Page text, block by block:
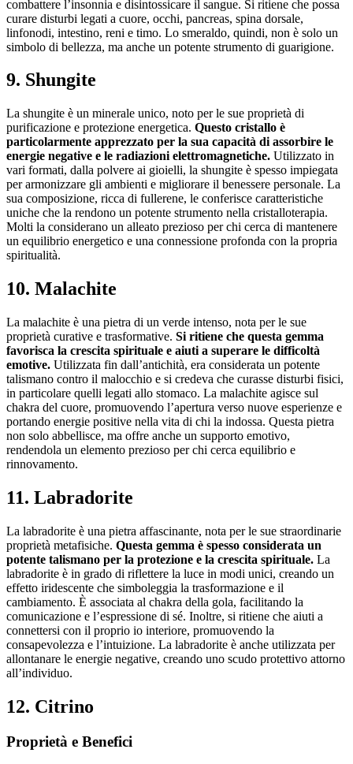
combattere l’insonnia e disintossicare il sangue. Si ritiene che possa
curare disturbi legati a cuore, occhi, pancreas, spina dorsale,
linfonodi, intestino, reni e timo. Lo smeraldo, quindi, non è solo un
simbolo di bellezza, ma anche un potente strumento di guarigione.
9. Shungite
La shungite è un minerale unico, noto per le sue proprietà di
purificazione e protezione energetica. Questo cristallo è
particolarmente apprezzato per la sua capacità di assorbire le
energie negative e le radiazioni elettromagnetiche. Utilizzato in
vari formati, dalla polvere ai gioielli, la shungite è spesso impiegata
per armonizzare gli ambienti e migliorare il benessere personale. La
sua composizione, ricca di fullerene, le conferisce caratteristiche
uniche che la rendono un potente strumento nella cristalloterapia.
Molti la considerano un alleato prezioso per chi cerca di mantenere
un equilibrio energetico e una connessione profonda con la propria
spiritualità.
10. Malachite
La malachite è una pietra di un verde intenso, nota per le sue
proprietà curative e trasformative. Si ritiene che questa gemma
favorisca la crescita spirituale e aiuti a superare le difficoltà
emotive. Utilizzata fin dall’antichità, era considerata un potente
talismano contro il malocchio e si credeva che curasse disturbi fisici,
in particolare quelli legati allo stomaco. La malachite agisce sul
chakra del cuore, promuovendo l’apertura verso nuove esperienze e
portando energie positive nella vita di chi la indossa. Questa pietra
non solo abbellisce, ma offre anche un supporto emotivo,
rendendola un elemento prezioso per chi cerca equilibrio e
rinnovamento.
11. Labradorite
La labradorite è una pietra affascinante, nota per le sue straordinarie
proprietà metafisiche. Questa gemma è spesso considerata un
potente talismano per la protezione e la crescita spirituale. La
labradorite è in grado di riflettere la luce in modi unici, creando un
effetto iridescente che simboleggia la trasformazione e il
cambiamento. È associata al chakra della gola, facilitando la
comunicazione e l’espressione di sé. Inoltre, si ritiene che aiuti a
connettersi con il proprio io interiore, promuovendo la
consapevolezza e l’intuizione. La labradorite è anche utilizzata per
allontanare le energie negative, creando uno scudo protettivo attorno
all’individuo.
12. Citrino
Proprietà e Benefici